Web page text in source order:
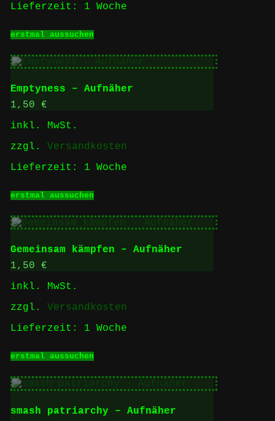
werden
Lieferzeit: 1 Woche
erstmal aussuchenProdukt
mehrere
Varianten
auf.
Die
Produktseite
werden
Emptyness – Aufnäher
1,50 €
inkl. MwSt.
zzgl. Versandkosten
Lieferzeit: 1 Woche
erstmal aussuchenProdukt
mehrere
Varianten
auf.
Die
Produktseite
werden
Gemeinsam kämpfen – Aufnäher
1,50 €
inkl. MwSt.
zzgl. Versandkosten
Lieferzeit: 1 Woche
erstmal aussuchenProdukt
mehrere
Varianten
auf.
Die
smash patriarchy – Aufnäher